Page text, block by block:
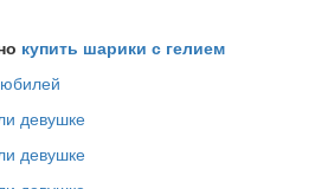
купить шарики с гелием
девушке
девушке